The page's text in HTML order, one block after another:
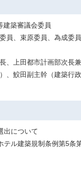
建築審議会委員
員、束原委員、為成委
、上田都市計画部次長
、鮫田副主幹（建築行
出について
テル建築規制条例第5条